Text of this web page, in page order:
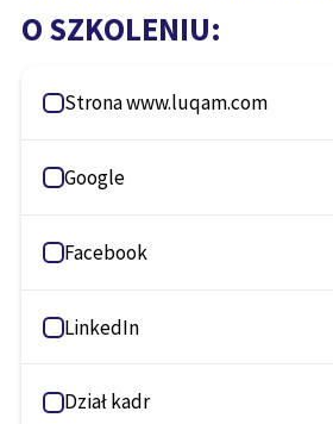
O SZKOLENIU:
Strona www.luqam.com
Google
Facebook
LinkedIn
Dział kadr